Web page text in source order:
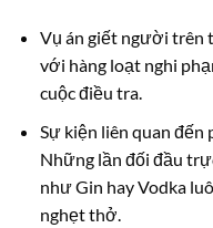
Vụ án giết người trên
với hàng loạt nghi
cuộc điều tra.
Sự kiện liên quan đến
Những lần đối đầu
như Gin hay Vodka
nghẹt thở.